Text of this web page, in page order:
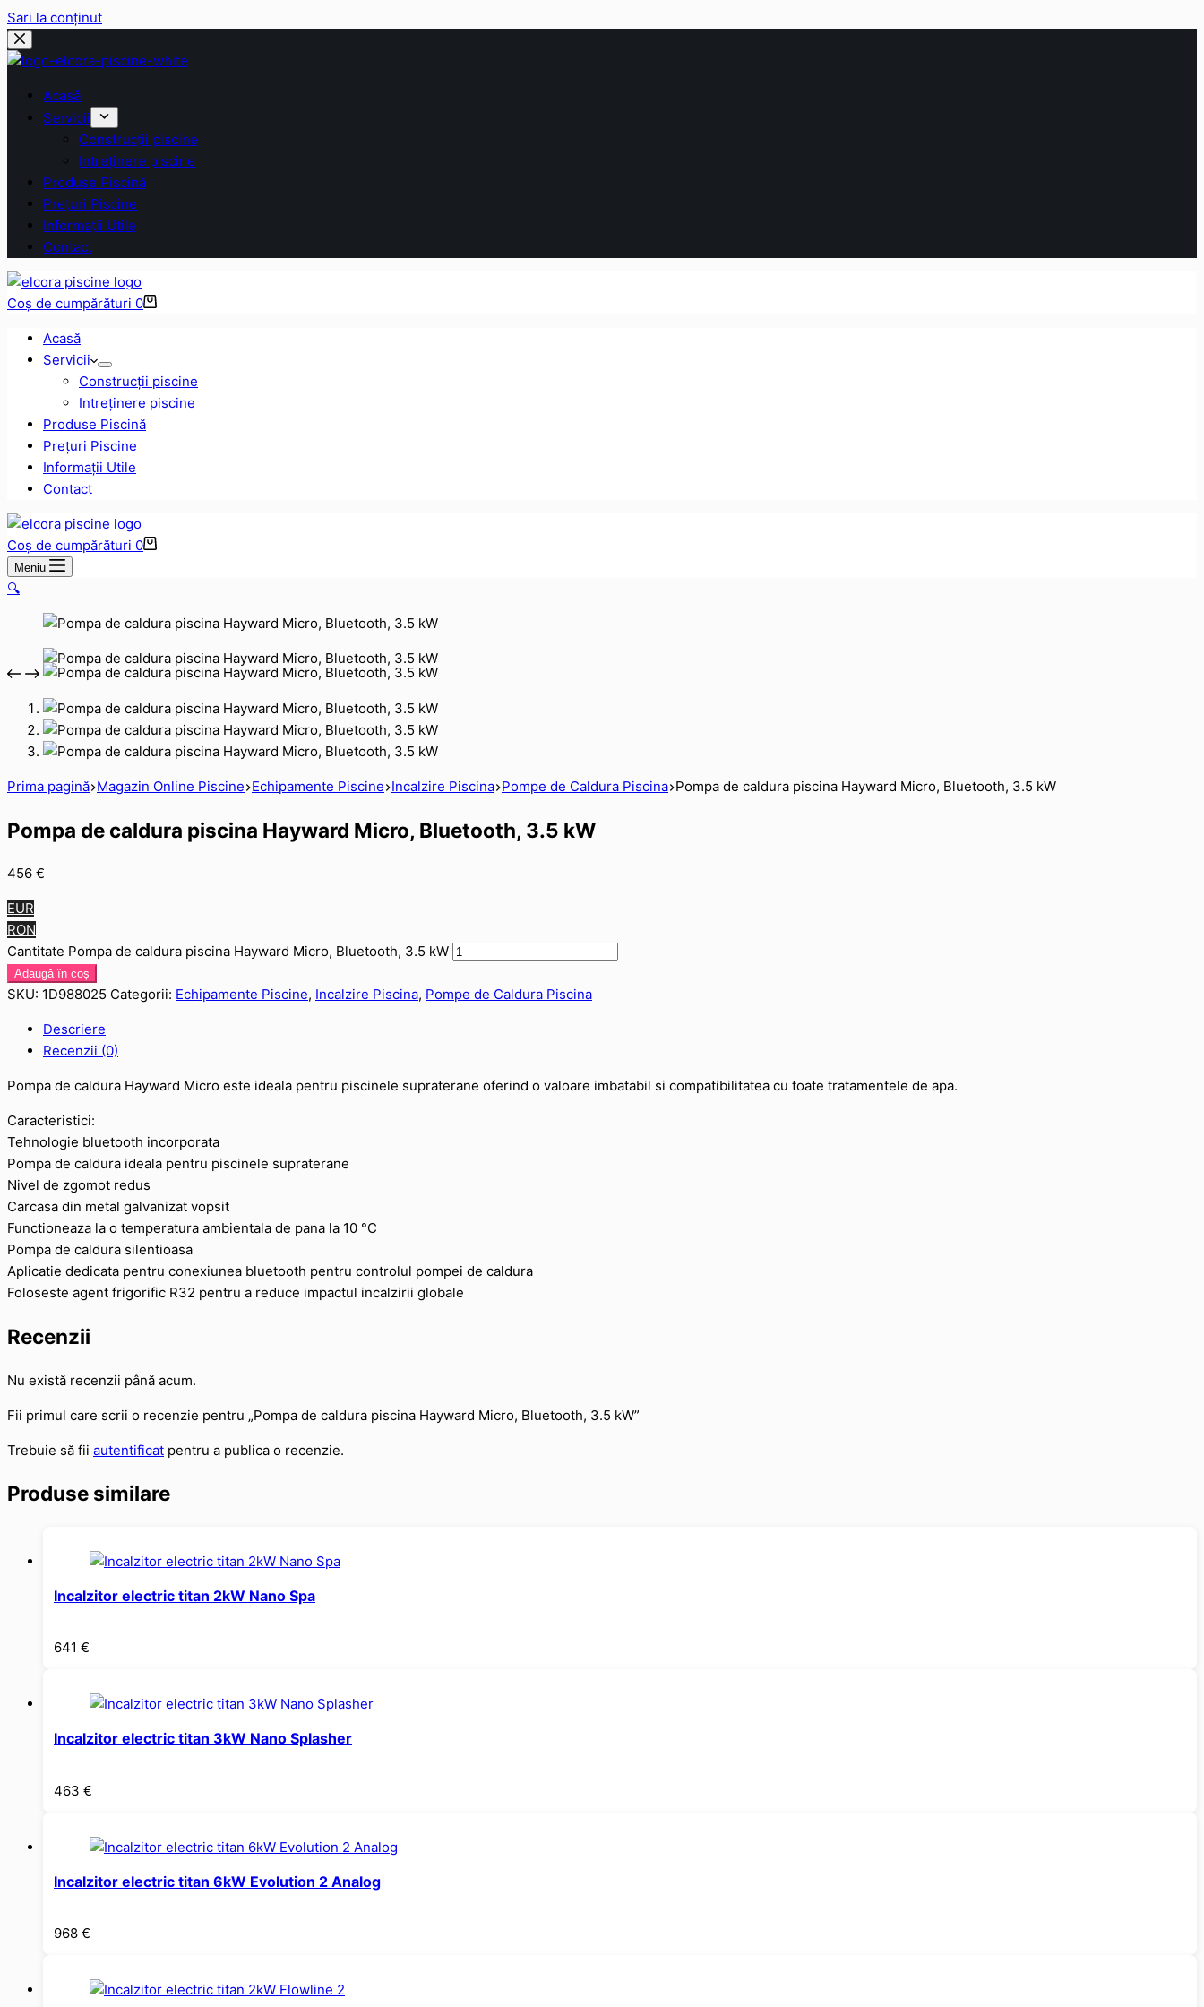
Sari la conținut
Acasă
Servicii
Construcții piscine
Intreținere piscine
Produse Piscină
Prețuri Piscine
Informații Utile
Contact
Coș de cumpărături 0
Acasă
Servicii
Construcții piscine
Intreținere piscine
Produse Piscină
Prețuri Piscine
Informații Utile
Contact
Coș de cumpărături 0
Meniu
🔍
Prima pagină Magazin Online Piscine Echipamente Piscine Incalzire Piscina Pompe de Caldura Piscina Pompa de caldura piscina Hayward Micro, Bluetooth, 3.5 kW
Pompa de caldura piscina Hayward Micro, Bluetooth, 3.5 kW
456 €
EUR
RON
Cantitate Pompa de caldura piscina Hayward Micro, Bluetooth, 3.5 kW
Adaugă în coș
SKU: 1D988025 Categorii: Echipamente Piscine, Incalzire Piscina, Pompe de Caldura Piscina
Descriere
Recenzii (0)
Pompa de caldura Hayward Micro este ideala pentru piscinele supraterane oferind o valoare imbatabil si compatibilitatea cu toate tratamentele de apa.
Caracteristici:
Tehnologie bluetooth incorporata
Pompa de caldura ideala pentru piscinele supraterane
Nivel de zgomot redus
Carcasa din metal galvanizat vopsit
Functioneaza la o temperatura ambientala de pana la 10 °C
Pompa de caldura silentioasa
Aplicatie dedicata pentru conexiunea bluetooth pentru controlul pompei de caldura
Foloseste agent frigorific R32 pentru a reduce impactul incalzirii globale
Recenzii
Nu există recenzii până acum.
Fii primul care scrii o recenzie pentru „Pompa de caldura piscina Hayward Micro, Bluetooth, 3.5 kW”
Trebuie să fii autentificat pentru a publica o recenzie.
Produse similare
Incalzitor electric titan 2kW Nano Spa
641 €
Incalzitor electric titan 3kW Nano Splasher
463 €
Incalzitor electric titan 6kW Evolution 2 Analog
968 €